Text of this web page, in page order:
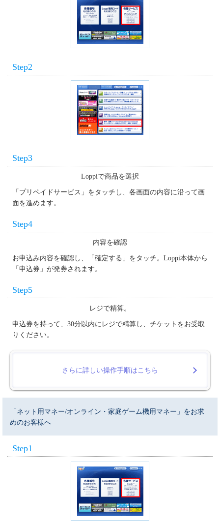
Step2
Step3
Loppiで商品を選択
「プリペイドサービス」をタッチし、各画面の内容に沿って画
面を進めます。
Step4
内容を確認
お申込み内容を確認し、「確定する」をタッチ。Loppi本体から
「申込券」が発券されます。
Step5
レジで精算。
申込券を持って、30分以内にレジで精算し、チケットをお受取
りください。
さらに詳しい操作手順はこちら
「ネット用マネー/オンライン・家庭ゲーム機用マネー」をお求
めのお客様へ
Step1